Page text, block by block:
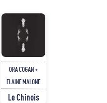
ORA COGAN +
ELAINE MALONE
Le Chinois